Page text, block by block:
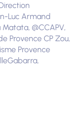
Luc Armand
@CCAPV,
Provence CP Zou,
Provence